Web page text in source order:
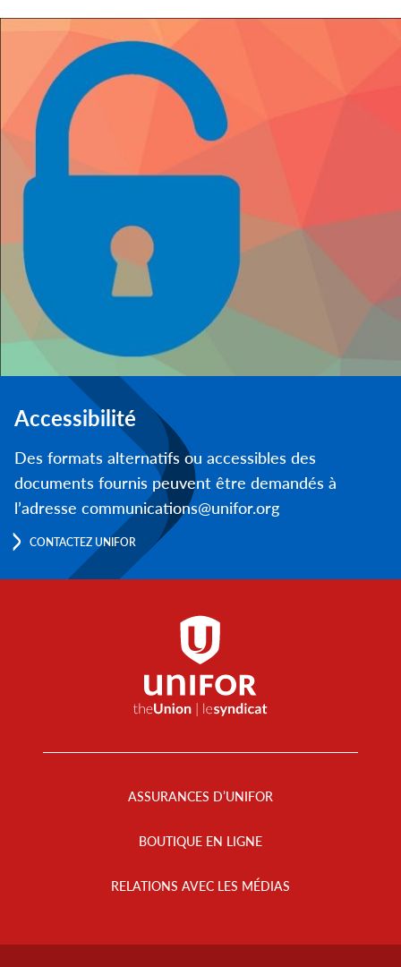
Accessibilité
Des formats alternatifs ou accessibles des
documents fournis peuvent être demandés à
l’adresse communications@unifor.org
CONTACTEZ UNIFOR
ASSURANCES D’UNIFOR
BOUTIQUE EN LIGNE
RELATIONS AVEC LES MÉDIAS
Footer